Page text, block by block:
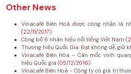
Other News
Vinacafé Biên Hoà được công nhận là
(22/11/2017)
Công bố 6 nhãn hiệu nổi tiếng Việt Nam
Thương hiệu Quốc Gia: Đạt không dễ, giữ
Vinacafé Biên Hòa – Cán mốc vinh
hiệu Quốc gia (05/12/2016)
Vinacafé Biên Hoà – Công ty có giá trị